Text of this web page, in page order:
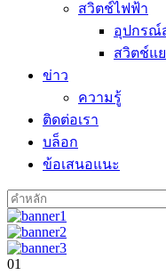
สวิตช์ไฟฟ้า
อุปกรณ์
สวิตช์แ
ข่าว
ความรู้
ติดต่อเรา
บล็อก
ข้อเสนอแนะ
01